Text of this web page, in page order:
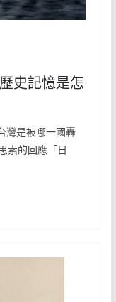
史記憶是怎
灣是被哪一國轟
索的回應「日